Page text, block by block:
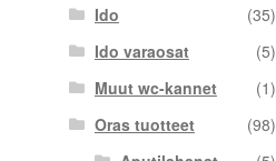
Ido
(35)
Ido varaosat
(5)
Muut wc-kannet
(1)
Oras tuotteet
(98)